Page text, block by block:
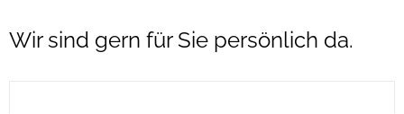
Wir sind gern für Sie persönlich da.